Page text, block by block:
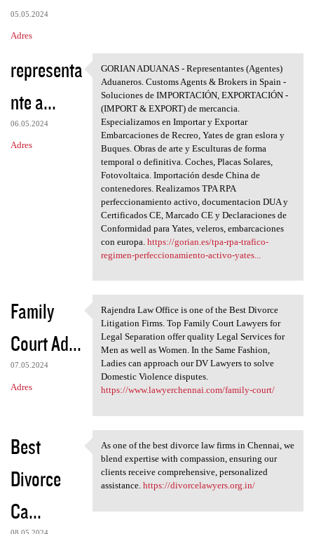
05.05.2024
Adres
representa
nte a...
06.05.2024
Adres
GORIAN ADUANAS -
GORIAN ADUANAS - Representantes (Agentes)
Aduaneros. Customs Agents & Brokers in Spain -
Soluciones de IMPORTACIÓN, EXPORTACIÓN -
(IMPORT & EXPORT) de mercancia.
Especializamos en Importar y Exportar
Embarcaciones de Recreo, Yates de gran eslora y
Buques. Obras de arte y Esculturas de forma
temporal o definitiva. Coches, Placas Solares,
Fotovoltaica. Importación desde China de
contenedores. Realizamos TPA RPA
perfeccionamiento activo, documentacion DUA y
Certificados CE, Marcado CE y Declaraciones de
Conformidad para Yates, veleros, embarcaciones
con europa. https://gorian.es/tpa-rpa-trafico-
regimen-perfeccionamiento-activo-yates...
Family
Court Ad...
07.05.2024
Adres
Rajendra Law Office is one of
Rajendra Law Office is one of the Best Divorce
Litigation Firms. Top Family Court Lawyers for
Legal Separation offer quality Legal Services for
Men as well as Women. In the Same Fashion,
Ladies can approach our DV Lawyers to solve
Domestic Violence disputes.
https://www.lawyerchennai.com/family-court/
Best
Divorce
Ca...
As one of the best divorce
As one of the best divorce law firms in Chennai, we
blend expertise with compassion, ensuring our
clients receive comprehensive, personalized
assistance. https://divorcelawyers.org.in/